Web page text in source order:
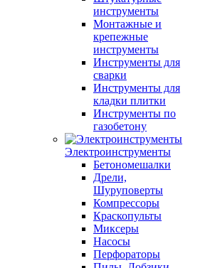
инструменты
Монтажные и
крепежные
инструменты
Инструменты для
сварки
Инструменты для
кладки плитки
Инструменты по
газобетону
Электроинструменты
Бетономешалки
Дрели,
Шуруповерты
Компрессоры
Краскопульты
Миксеры
Насосы
Перфораторы